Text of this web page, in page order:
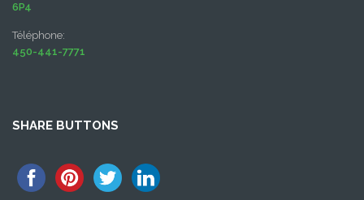
6P4
Téléphone:
450-441-7771
SHARE BUTTONS